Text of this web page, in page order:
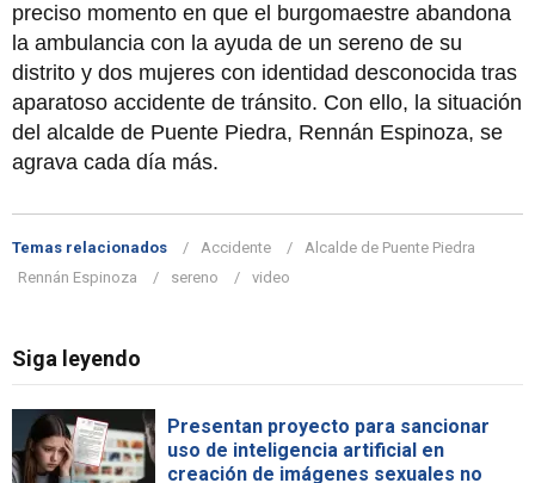
preciso momento en que el burgomaestre abandona
la ambulancia con la ayuda de un sereno de su
distrito y dos mujeres con identidad desconocida tras
aparatoso accidente de tránsito. Con ello, la situación
del alcalde de Puente Piedra, Rennán Espinoza, se
agrava cada día más.
Temas relacionados Accidente
Alcalde de Puente Piedra
Rennán Espinoza
sereno video
Siga leyendo
Presentan proyecto para sancionar
uso de inteligencia artificial en
creación de imágenes sexuales no